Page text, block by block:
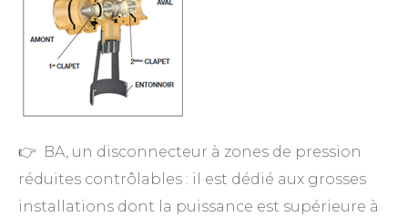
👉 BA, un disconnecteur à zones de pression
réduites contrôlables : il est dédié aux grosses
installations dont la puissance est supérieure à